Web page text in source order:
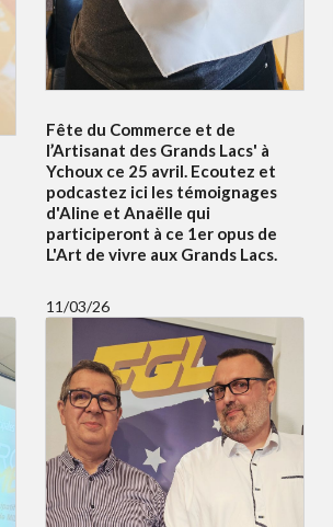
Fête du Commerce et de
l’Artisanat des Grands Lacs' à
Ychoux ce 25 avril. Ecoutez et
podcastez ici les témoignages
d'Aline et Anaëlle qui
participeront à ce 1er opus de
L'Art de vivre aux Grands Lacs.
11/03/26